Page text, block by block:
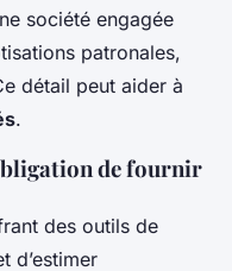
société engagée
patronales,
détail peut aider à
.
de fournir
des outils de
d’estimer